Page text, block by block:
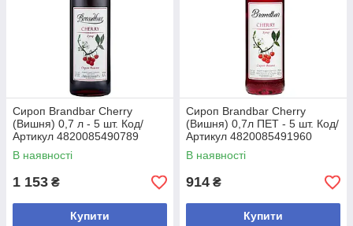
Сироп Brandbar Cherry
(Вишня) 0,7 л - 5 шт. Код/
Артикул 4820085490789
В наявності
1 153 ₴
Купити
Сироп Brandbar Cherry
(Вишня) 0,7л ПЕТ - 5 шт. Код/
Артикул 4820085491960
В наявності
914 ₴
Купити